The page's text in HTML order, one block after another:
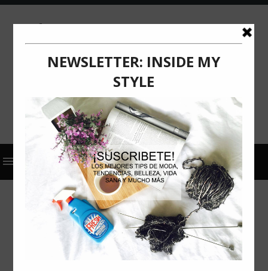
ACTUALIZACIÓN COMUNICADO DE PRENSA
CRUZ VERDE
PROTEGE TU CABELLO EN